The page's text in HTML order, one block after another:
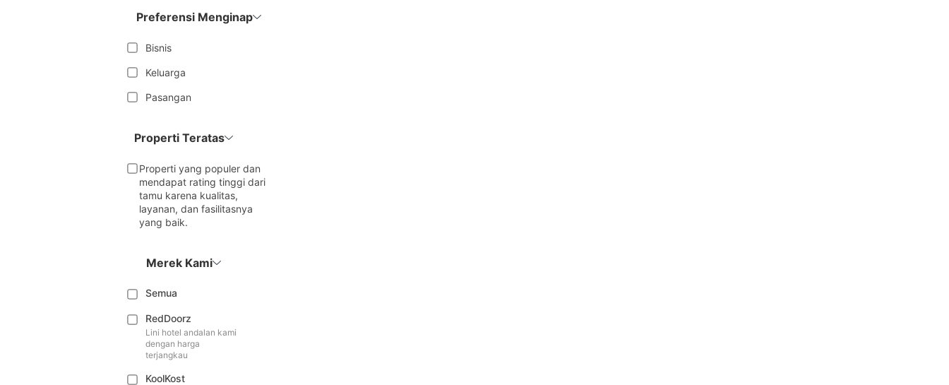
Preferensi Menginap
Bisnis
Keluarga
Pasangan
Properti Teratas
Properti yang populer dan
mendapat rating tinggi dari
tamu karena kualitas,
layanan, dan fasilitasnya
yang baik.
Merek Kami
Semua
RedDoorz
Lini hotel andalan kami
dengan harga
terjangkau
KoolKost